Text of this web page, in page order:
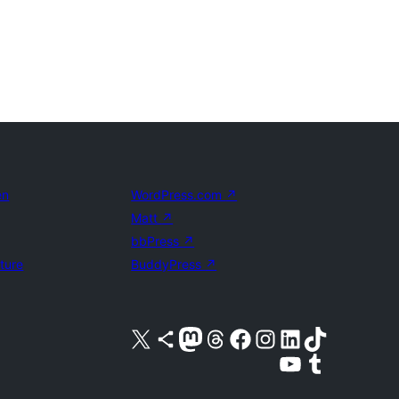
WordPress.com ↗
Matt ↗
bbPress ↗
BuddyPress ↗
Bezoek ons X (voorheen Twitter) account
Bezoek ons Bluesky account
Bezoek ons Mastodon account
Bezoek ons Threads account
Onze Facebook pagina bezoeken
Bezoek ons Instagram account
Bezoek ons LinkedIn account
Bezoek ons TikTok account
Bezoek ons YouTube kanaalBezoek ons Tumblr account